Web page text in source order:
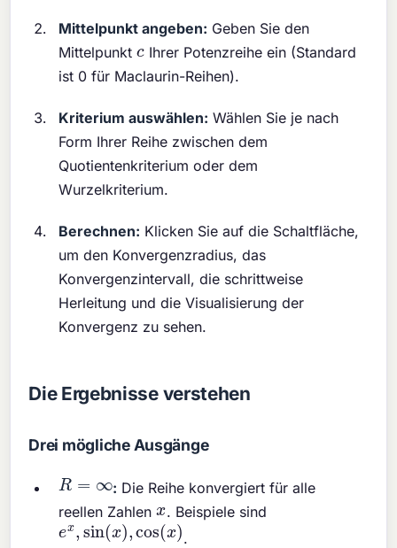
Mittelpunkt angeben: Geben Sie den
MittelpunktcIhrer Potenzreihe ein (Standard
ist 0 für Maclaurin-Reihen).
Kriterium auswählen: Wählen Sie je nach
Form Ihrer Reihe zwischen dem
Quotientenkriterium oder dem
Wurzelkriterium.
Berechnen: Klicken Sie auf die Schaltfläche,
um den Konvergenzradius, das
Konvergenzintervall, die schrittweise
Herleitung und die Visualisierung der
Konvergenz zu sehen.
Die Ergebnisse verstehen
Drei mögliche Ausgänge
R= ∞ : Die Reihe konvergiert für alle
reellen Zahlenx. Beispiele sind
ex ,sin(x) cos(x)
.